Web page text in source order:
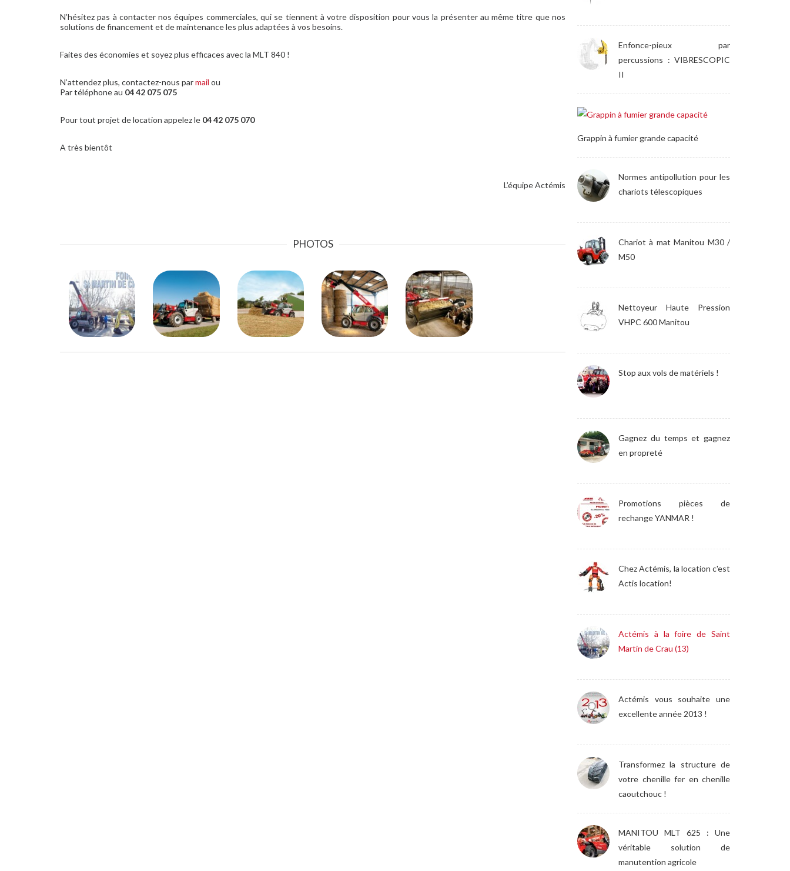
N’hésitez pas à contacter nos équipes commerciales, qui se tiennent à votre disposition pour vous la présenter au même titre que nos
solutions de financement et de maintenance les plus adaptées à vos besoins.
Faites des économies et soyez plus efficaces avec la MLT 840 !
N’attendez plus, contactez-nous parmail ou
Par téléphone au 04 42 075 075
Pour tout projet de location appelez le 04 42 075 070
A très bientôt
L’équipe Actémis
PHOTOS
Enfonce-pieux par
percussions : VIBRESCOPIC
II
Grappin à fumier grande capacité
Normes antipollution pour les
chariots télescopiques
Chariot à mat Manitou M30 /
M50
Nettoyeur Haute Pression
VHPC 600 Manitou
Stop aux vols de matériels !
Gagnez du temps et gagnez
en propreté
Promotions pièces de
rechange YANMAR !
Chez Actémis, la location c'est
Actis location!
Actémis à la foire de Saint
Martin de Crau (13)
Actémis vous souhaite une
excellente année 2013 !
Transformez la structure de
votre chenille fer en chenille
caoutchouc !
MANITOU MLT 625 : Une
véritable solution de
manutention agricole